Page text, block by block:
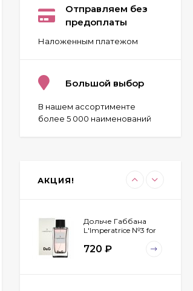
Отправляем без
предоплаты
Наложенным платежом
Большой выбор
В нашем ассортименте
более 5 000 наименований
АКЦИЯ!
VIP for women 80 ml
ОАЭ
2 032₽
Blue Label 100 ml
Дольче Габбана
L'Imperatrice №3 for
720 ₽